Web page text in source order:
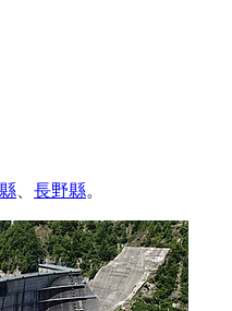
、 長野縣。